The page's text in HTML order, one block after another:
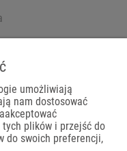
umożliwiają
nam dostosować
plików i przejść do
do swoich preferencji,